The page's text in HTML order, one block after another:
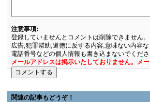
注意事項:
登録していませんとコメントは削除できません
広告,犯罪幇助,道徳に反する内容,意味ない内容な
電話番号などの個人情報も書き込まないでくださ
メールアドレスは掲示いたしておりません。メ
関連の記事もどうぞ！